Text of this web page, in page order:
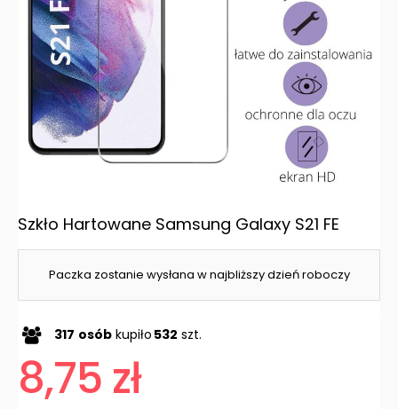
Paczka zostanie wysłana w najbliższy dzień roboczy
Szkło Hartowane Samsung Galaxy S21 FE
317 osób kupiło 532 szt.
8,75 zł